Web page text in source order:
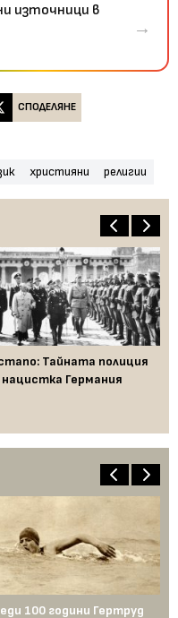
източници в
→
СПОДЕЛЯНЕ
християни религии
Тайната полиция
нацистка Германия
100 години Гертруд